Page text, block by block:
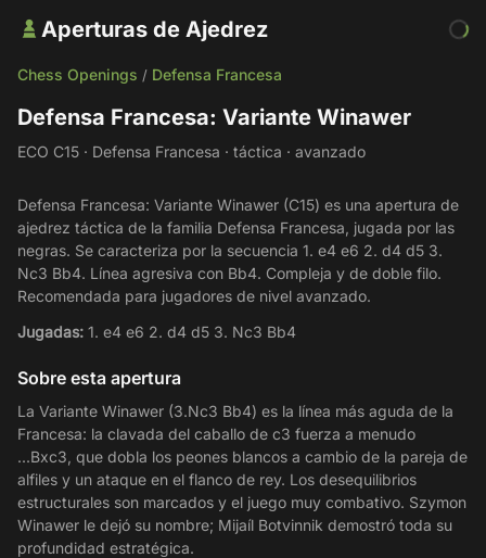
Aperturas de Ajedrez
Chess Openings / Defensa Francesa
Defensa Francesa: Variante Winawer
ECO C15 · Defensa Francesa · táctica · avanzado
Defensa Francesa: Variante Winawer (C15) es una apertura de
ajedrez táctica de la familia Defensa Francesa, jugada por las
negras. Se caracteriza por la secuencia 1. e4 e6 2. d4 d5 3.
Nc3 Bb4. Línea agresiva con Bb4. Compleja y de doble filo.
Recomendada para jugadores de nivel avanzado.
Jugadas: 1. e4 e6 2. d4 d5 3. Nc3 Bb4
Sobre esta apertura
La Variante Winawer (3.Nc3 Bb4) es la línea más aguda de la
Francesa: la clavada del caballo de c3 fuerza a menudo
...Bxc3, que dobla los peones blancos a cambio de la pareja de
alfiles y un ataque en el flanco de rey. Los desequilibrios
estructurales son marcados y el juego muy combativo. Szymon
Winawer le dejó su nombre; Mijaíl Botvinnik demostró toda su
profundidad estratégica.